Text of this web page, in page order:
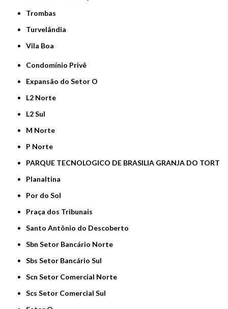
Trombas
Turvelândia
Vila Boa
Condomínio Privê
Expansão do Setor O
L2 Norte
L2 Sul
M Norte
P Norte
PARQUE TECNOLOGICO DE BRASILIA GRANJA DO TORT
Planaltina
Por do Sol
Praça dos Tribunais
Santo Antônio do Descoberto
Sbn Setor Bancário Norte
Sbs Setor Bancário Sul
Scn Setor Comercial Norte
Scs Setor Comercial Sul